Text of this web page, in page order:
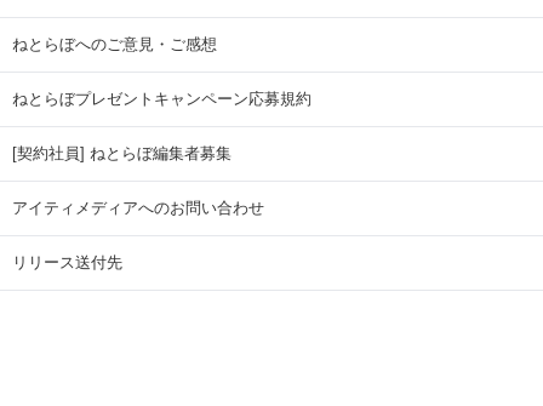
ねとらぼへのご意見・ご感想
ねとらぼプレゼントキャンペーン応募規約
[契約社員] ねとらぼ編集者募集
アイティメディアへのお問い合わせ
リリース送付先